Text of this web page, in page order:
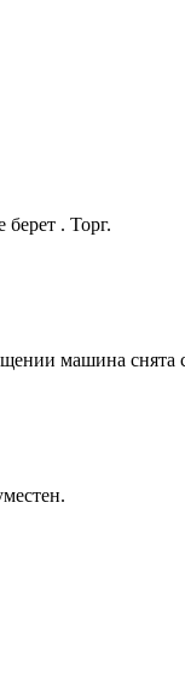
. Торг.
машина снята